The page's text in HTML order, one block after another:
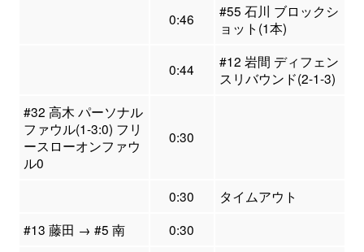
0:46
#55 石川 ブロックシ
ョット(1本)
0:44
#12 岩間 ディフェン
スリバウンド(2-1-3)
#32 高木 パーソナル
ファウル(1-3:0) フリ
ースローオンファウ
ル0
0:30
0:30
タイムアウト
#13 藤田 → #5 南
0:30